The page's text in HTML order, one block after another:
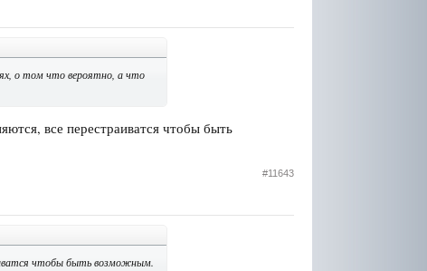
о том что вероятно, а что
все перестраиватся чтобы быть
#11643
чтобы быть возможным.